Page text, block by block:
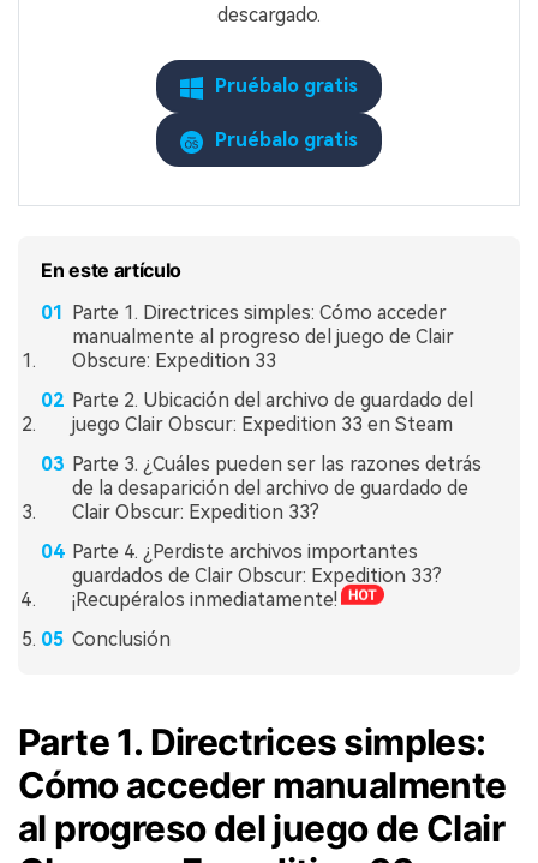
descargado.
Pruébalo gratis
Pruébalo gratis
En este artículo
Parte 1. Directrices simples: Cómo acceder
manualmente al progreso del juego de Clair
Obscure: Expedition 33
Parte 2. Ubicación del archivo de guardado del
juego Clair Obscur: Expedition 33 en Steam
Parte 3. ¿Cuáles pueden ser las razones detrás
de la desaparición del archivo de guardado de
Clair Obscur: Expedition 33?
Parte 4. ¿Perdiste archivos importantes
guardados de Clair Obscur: Expedition 33?
¡Recupéralos inmediatamente!
Conclusión
Parte 1. Directrices simples:
Cómo acceder manualmente
al progreso del juego de Clair